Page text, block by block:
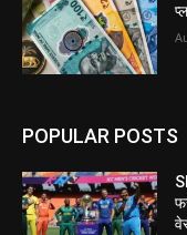
POPULAR POSTS